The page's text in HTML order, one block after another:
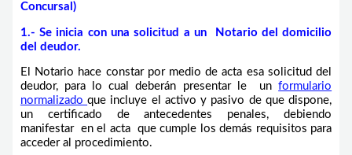
Concursal)
1.- Se inicia con una solicitud a un Notario del domicilio
del deudor.
El Notario hace constar por medio de acta esa solicitud del
deudor, para lo cual deberán presentar le unformulario
normalizadoque incluye el activo y pasivo de que dispone,
un certificado de antecedentes penales, debiendo
manifestar en el acta que cumple los demás requisitos para
acceder al procedimiento.